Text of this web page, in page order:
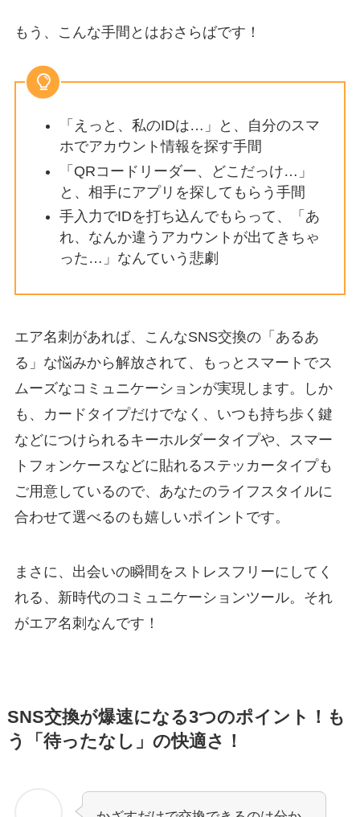
もう、こんな手間とはおさらばです！
「えっと、私のIDは…」と、自分のスマ
ホでアカウント情報を探す手間
「QRコードリーダー、どこだっけ…」
と、相手にアプリを探してもらう手間
手入力でIDを打ち込んでもらって、「あ
れ、なんか違うアカウントが出てきちゃ
った…」なんていう悲劇
エア名刺があれば、こんなSNS交換の「あるあ
る」な悩みから解放されて、もっとスマートでス
ムーズなコミュニケーションが実現します。しか
も、カードタイプだけでなく、いつも持ち歩く鍵
などにつけられるキーホルダータイプや、スマー
トフォンケースなどに貼れるステッカータイプも
ご用意しているので、あなたのライフスタイルに
合わせて選べるのも嬉しいポイントです。
まさに、出会いの瞬間をストレスフリーにしてく
れる、新時代のコミュニケーションツール。それ
がエア名刺なんです！
SNS交換が爆速になる3つのポイント！も
う「待ったなし」の快適さ！